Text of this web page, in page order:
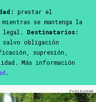
prestar el
mientras se mantenga la
legal. Destinatarios:
salvo obligación
supresión,
Más información
.